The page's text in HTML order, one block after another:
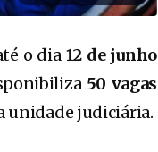
o dia 12 de junho
50 vagas
unidade judiciária.